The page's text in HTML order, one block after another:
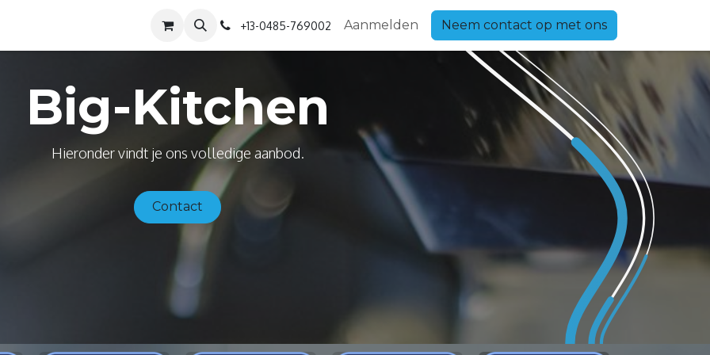
Over ons +13-0485-769002 Aanmelden Neem contact op met ons
Big-Kitchen
Hieronder vindt je ons volledige aanbod.
Contact